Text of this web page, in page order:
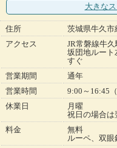
大きな
住所
茨城県牛久市
アクセス
JR常磐線牛
坂団地ルート
すぐ
営業期間
通年
営業時間
9:00～16:45
休業日
月曜
祝日の場合は
料金
無料
ルーペ、双